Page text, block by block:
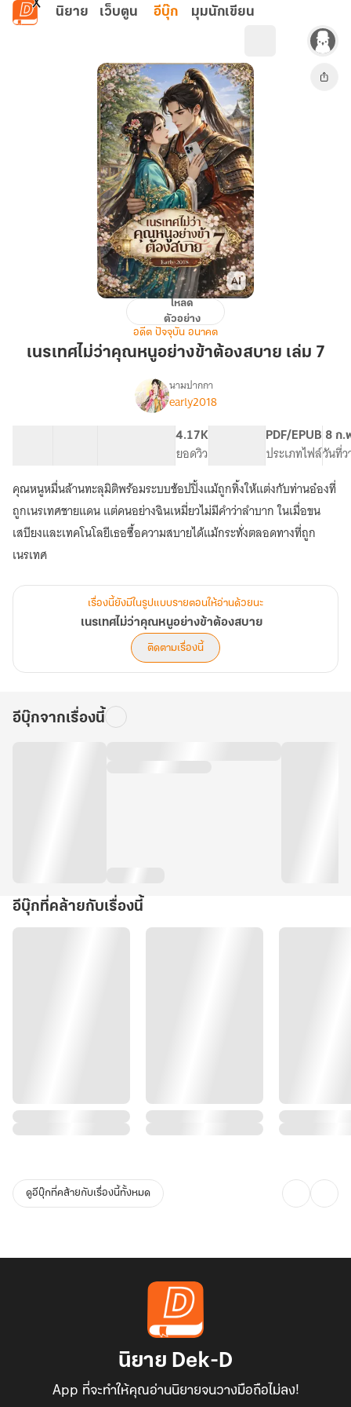
ข้ามไปยังเนื้อหาหลัก
นิยาย เว็บตูน อีบุ๊ก มุมนักเขียน
เนรเทศ
ว่า
คุณ
7
โหลด
ตัวอย่าง
อดีต ปัจจุบัน อนาคต
เนรเทศไม่ว่าคุณหนูอย่างข้าต้องสบาย เล่ม 7
เรื่อง
ไม่
ว่า
คุณ
หนู
อย่าง
ข้า
ต้อง
สบาย
นามปากกา
early2018
4.17K
ยอดวิว
PDF/EPUB
ประเภทไฟล์
8 ก.
วันที่ว
คุณหนูหมื่นล้านทะลุมิติพร้อมระบบช้อปปิ้งแม้ถูกทิ้งให้แต่งกับท่านอ๋องที่
ถูกเนรเทศชายแดน แต่คนอย่างฉินเหมี่ยวไม่มีคำว่าลำบาก ในเมื่อขน
เสบียงและเทคโนโลยีเธอซื้อความสบายได้แม้กระทั่งตลอดทางที่ถูก
เนรเทศ
เรื่องนี้ยังมีในรูปแบบรายตอนให้อ่านด้วยนะ
เนรเทศไม่ว่าคุณหนูอย่างข้าต้องสบาย
ติดตามเรื่องนี้
อีบุ๊กจากเรื่องนี้
อีบุ๊กที่คล้ายกับเรื่องนี้
ดูอีบุ๊กที่คล้ายกับเรื่องนี้ทั้งหมด
นิยาย Dek-D
App ที่จะทำให้คุณอ่านนิยายจนวางมือถือไม่ลง!